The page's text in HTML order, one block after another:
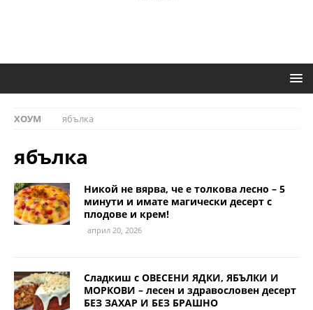
ХОУМ ябълка
ябълка
Никой не вярва, че е толкова лесно – 5
минути и имате магически десерт с
плодове и крем!
април 20, 2026
Сладкиш с ОВЕСЕНИ ЯДКИ, ЯБЪЛКИ И
МОРКОВИ – лесен и здравословен десерт
БЕЗ ЗАХАР И БЕЗ БРАШНО